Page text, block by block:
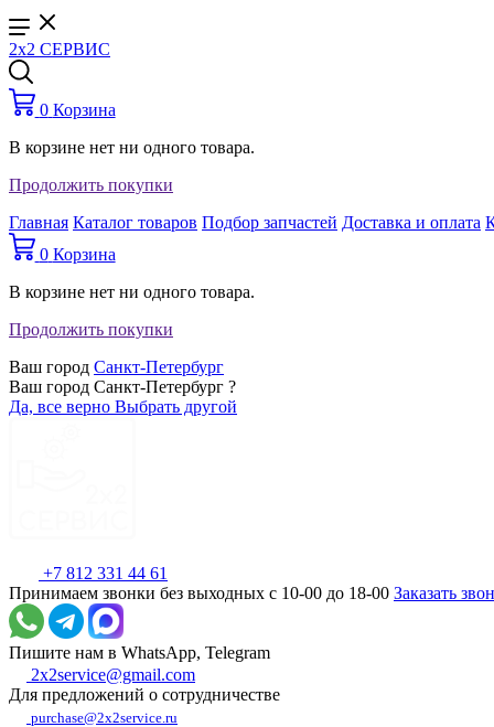
2x2 СЕРВИС
0 Корзина
В корзине нет ни одного товара.
Продолжить покупки
Главная Каталог товаров Подбор запчастей Доставка и оплата
0 Корзина
В корзине нет ни одного товара.
Продолжить покупки
Ваш город Санкт-Петербург
Ваш город Санкт-Петербург ?
Да, все верно Выбрать другой
+7 812 331 44 61
Принимаем звонки без выходных с 10-00 до 18-00 Заказать
Пишите нам в WhatsApp, Telegram
2x2service@gmail.com
Для предложений о сотрудничестве
purchase@2x2service.ru